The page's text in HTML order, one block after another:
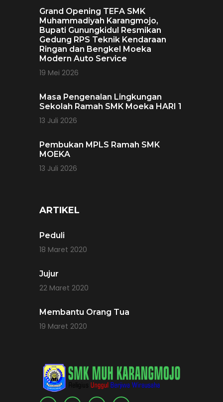
Grand Opening TEFA SMK
Muhammadiyah Karangmojo,
Bupati Gunungkidul Resmikan
Gedung RPS Teknik Kendaraan
Ringan dan Bengkel Moeka
Modern Auto Service
19 Mei 2026
Masa Pengenalan Lingkungan
Sekolah Ramah SMK Moeka HARI 1
13 Juli 2026
Pembukan MPLS Ramah SMK
MOEKA
13 Juli 2026
ARTIKEL
Peduli
18 Maret 2020
Jujur
22 Maret 2020
Membantu Orang Tua
19 Maret 2020